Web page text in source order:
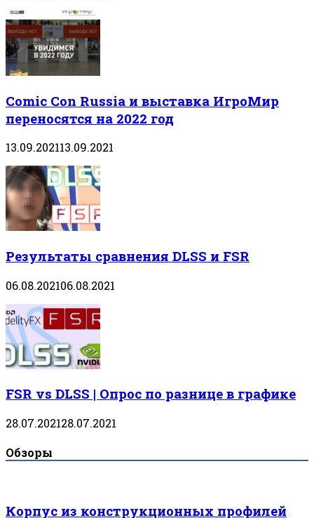
Comic Con Russia и выставка ИгроМир
переносятся на 2022 год
13.09.202113.09.2021
Результаты сравнения DLSS и FSR
06.08.202106.08.2021
FSR vs DLSS | Опрос по разнице в графике
28.07.202128.07.2021
Обзоры
Корпус из конструкционных профилей